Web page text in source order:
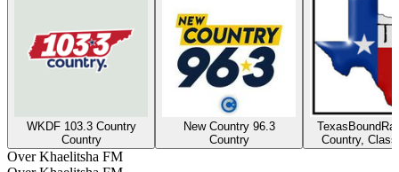
WKDF 103.3 Country
Country
New Country 96.3
Country
Country,
Over Khaelitsha FM